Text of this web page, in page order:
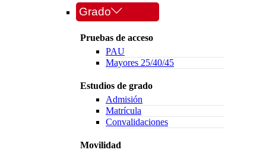
Grado
Pruebas de acceso
PAU
Mayores 25/40/45
Estudios de grado
Admisión
Matrícula
Convalidaciones
Movilidad